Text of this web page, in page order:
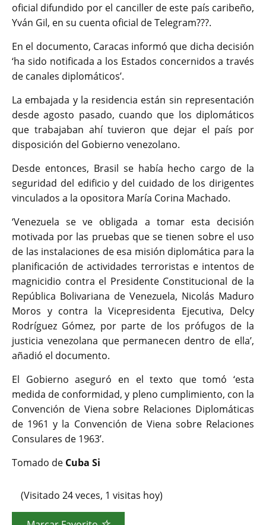
oficial difundido por el canciller de este país caribeño,
Yván Gil, en su cuenta oficial de Telegram???.
En el documento, Caracas informó que dicha decisión
‘ha sido notificada a los Estados concernidos a través
de canales diplomáticos’.
La embajada y la residencia están sin representación
desde agosto pasado, cuando que los diplomáticos
que trabajaban ahí tuvieron que dejar el país por
disposición del Gobierno venezolano.
Desde entonces, Brasil se había hecho cargo de la
seguridad del edificio y del cuidado de los dirigentes
vinculados a la opositora María Corina Machado.
‘Venezuela se ve obligada a tomar esta decisión
motivada por las pruebas que se tienen sobre el uso
de las instalaciones de esa misión diplomática para la
planificación de actividades terroristas e intentos de
magnicidio contra el Presidente Constitucional de la
República Bolivariana de Venezuela, Nicolás Maduro
Moros y contra la Vicepresidenta Ejecutiva, Delcy
Rodríguez Gómez, por parte de los prófugos de la
justicia venezolana que permanecen dentro de ella’,
añadió el documento.
El Gobierno aseguró en el texto que tomó ‘esta
medida de conformidad, y pleno cumplimiento, con la
Convención de Viena sobre Relaciones Diplomáticas
de 1961 y la Convención de Viena sobre Relaciones
Consulares de 1963’.
Tomado de Cuba Si
(Visitado 24 veces, 1 visitas hoy)